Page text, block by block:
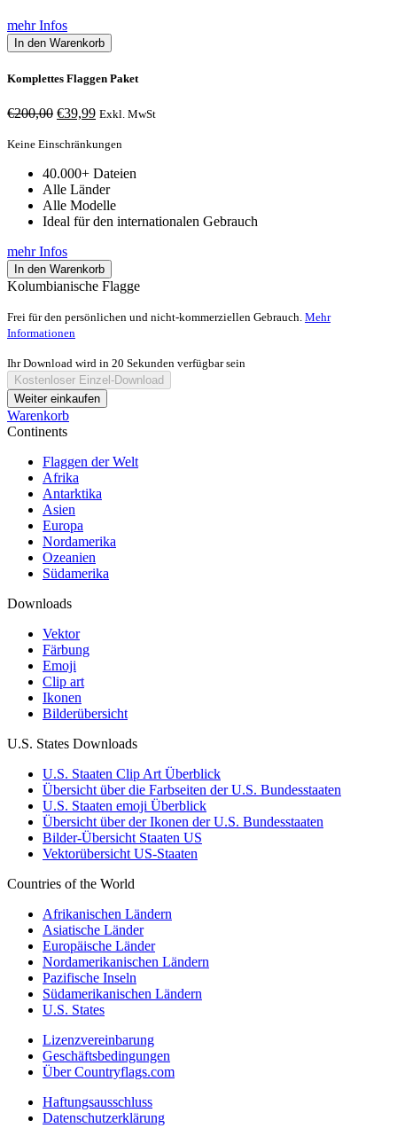
mehr Infos
In den Warenkorb
Komplettes Flaggen Paket
€200,00 Ursprünglicher
war:
€39,99Aktueller
ist:
Exkl. MwSt
Keine Einschränkungen
40.000+ Dateien
Alle Länder
Alle Modelle
Ideal für den internationalen Gebrauch
mehr Infos
In den Warenkorb
Kolumbianische Flagge
Frei für den persönlichen und nicht-kommerziellen Gebrauch. Mehr
Informationen
Ihr Download wird in 20 Sekunden verfügbar sein
Kostenloser Einzel-Download
Weiter einkaufen
Warenkorb
Continents
Flaggen der Welt
Afrika
Antarktika
Asien
Europa
Nordamerika
Ozeanien
Südamerika
Downloads
Vektor
Färbung
Emoji
Clip art
Ikonen
Bilderübersicht
U.S. States Downloads
U.S. Staaten Clip Art Überblick
Übersicht über die Farbseiten der U.S. Bundesstaaten
U.S. Staaten emoji Überblick
Übersicht über der Ikonen der U.S. Bundesstaaten
Bilder-Übersicht Staaten US
Vektorübersicht US-Staaten
Countries of the World
Afrikanischen Ländern
Asiatische Länder
Europäische Länder
Nordamerikanischen Ländern
Pazifische Inseln
Südamerikanischen Ländern
U.S. States
Lizenzvereinbarung
Geschäftsbedingungen
Über Countryflags.com
Haftungsausschluss
Datenschutzerklärung